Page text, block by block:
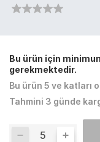
Bu ürün için
gerekmektedir.
Bu ürün 5 ve katları
Tahmini 3 günde